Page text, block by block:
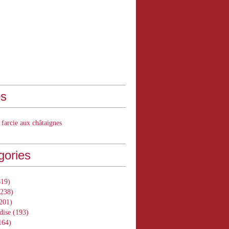
aux châtaignes
(193)